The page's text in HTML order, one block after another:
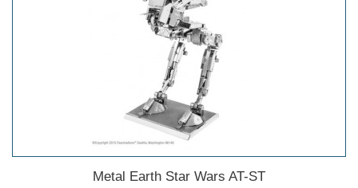
Metal Earth Star Wars AT-ST